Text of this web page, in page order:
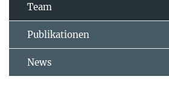
Team
Publikationen
News